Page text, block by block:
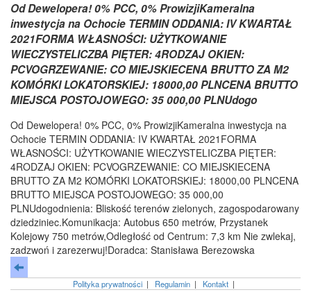
Od Dewelopera! 0% PCC, 0% ProwizjiKameralna
inwestycja na Ochocie TERMIN ODDANIA: IV KWARTAŁ
2021FORMA WŁASNOŚCI: UŻYTKOWANIE
WIECZYSTELICZBA PIĘTER: 4RODZAJ OKIEN:
PCVOGRZEWANIE: CO MIEJSKIECENA BRUTTO ZA M2
KOMÓRKI LOKATORSKIEJ: 18000,00 PLNCENA BRUTTO
MIEJSCA POSTOJOWEGO: 35 000,00 PLNUdogo
Od Dewelopera! 0% PCC, 0% ProwizjiKameralna inwestycja na
Ochocie TERMIN ODDANIA: IV KWARTAŁ 2021FORMA
WŁASNOŚCI: UŻYTKOWANIE WIECZYSTELICZBA PIĘTER:
4RODZAJ OKIEN: PCVOGRZEWANIE: CO MIEJSKIECENA
BRUTTO ZA M2 KOMÓRKI LOKATORSKIEJ: 18000,00 PLNCENA
BRUTTO MIEJSCA POSTOJOWEGO: 35 000,00
PLNUdogodnienia: Bliskość terenów zielonych, zagospodarowany
dziedziniec.Komunikacja: Autobus 650 metrów, Przystanek
Kolejowy 750 metrów,Odległość od Centrum: 7,3 km Nie zwlekaj,
zadzwoń i zarezerwuj!Doradca: Stanisława Berezowska
Polityka prywatności| Regulamin| Kontakt|